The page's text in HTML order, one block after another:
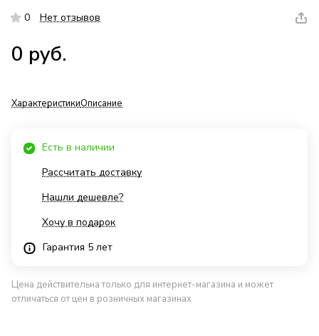
0 Нет отзывов
0 руб.
ХарактеристикиОписание
Есть в наличии
Рассчитать доставку
Нашли дешевле?
Хочу в подарок
Гарантия 5 лет
Цена действительна только для интернет-магазина и может
отличаться от цен в розничных магазинах